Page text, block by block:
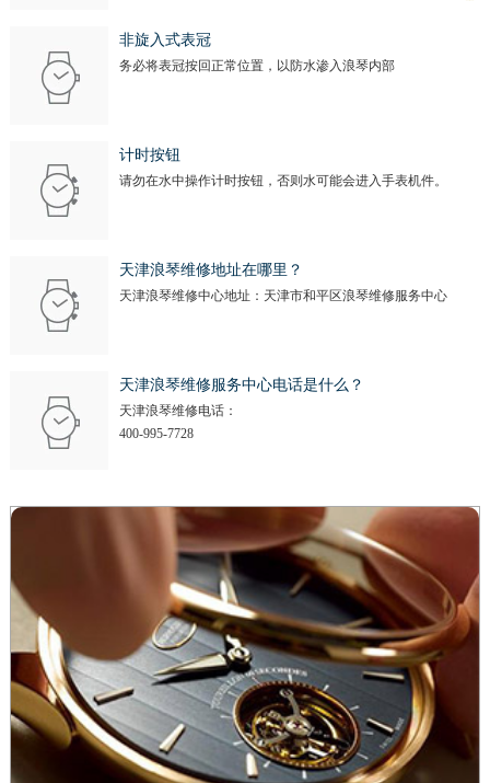
非旋入式表冠
务必将表冠按回正常位置，以防水渗入浪琴内部
计时按钮
请勿在水中操作计时按钮，否则水可能会进入手表机件。
天津浪琴维修地址在哪里？
天津浪琴维修中心地址：天津市和平区浪琴维修服务中心
天津浪琴维修服务中心电话是什么？
天津浪琴维修电话：
400-995-7728